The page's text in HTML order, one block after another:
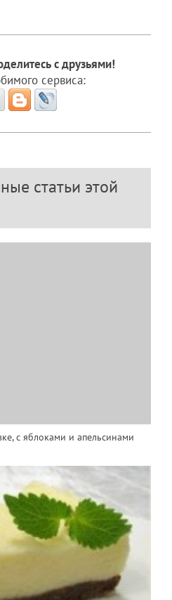
с друзьями!
сервиса:
статьи этой
с яблоками и апельсинами